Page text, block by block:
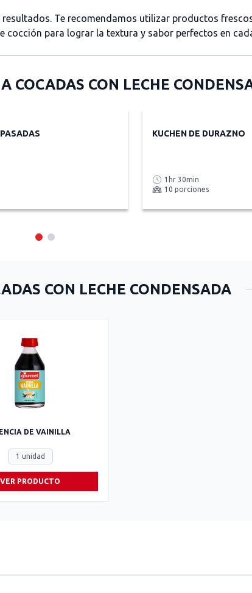
Te recomendamos utilizar productos
para lograr la textura y sabor perfectos en
COCADAS CON LECHE
KUCHEN DE DURAZNO
1hr 30min
10 porciones
CON LECHE CONDENSADA
DE VAINILLA
1 unidad
VER PRODUCTO